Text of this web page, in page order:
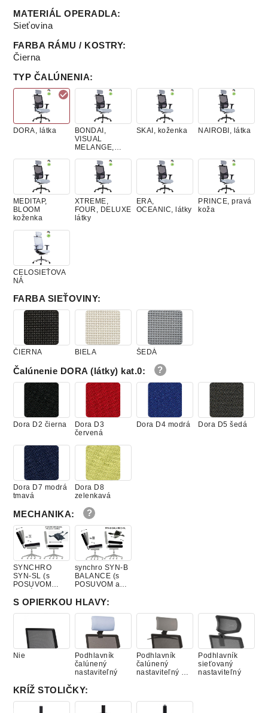
MATERIÁL OPERADLA:
Sieťovina
FARBA RÁMU / KOSTRY:
Čierna
TYP ČALÚNENIA:
DORA, látka
BONDAI,
VISUAL
MELANGE,
SKAI, koženka NAIROBI, látka
MEDITAP,
BLOOM
koženka
XTREME,
FOUR, DELUXE
látky
ERA,
OCEANIC, látky
PRINCE, pravá
koža
CELOSIEŤOVA
NÁ
FARBA SIEŤOVINY:
ČIERNA BIELA ŠEDÁ
Čalúnenie DORA (látky) kat.0:
Dora D2 čierna
Dora D3
červená
Dora D4 modrá Dora D5 šedá
Dora D7 modrá
tmavá
Dora D8
zelenkavá
MECHANIKA:
SYNCHRO
SYN-SL (s
POSUVOM
synchro SYN-B
BALANCE (s
POSUVOM a
SEDÁKU)
S OPIERKOU HLAVY:
Nie
Podhlavník
čalúnený
nastaviteľný
Podhlavník
čalúnený
nastaviteľný +
Podhlavník
sieťovaný
nastaviteľný
KRÍŽ STOLIČKY: